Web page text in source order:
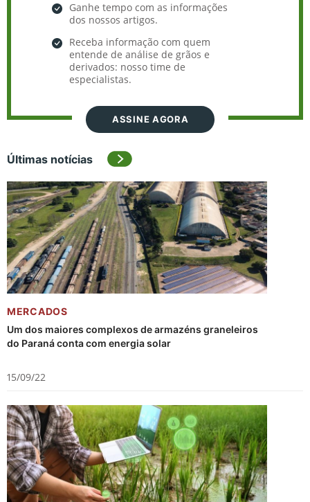
Ganhe tempo com as informações
dos nossos artigos.
Receba informação com quem
entende de análise de grãos e
derivados: nosso time de
especialistas.
ASSINE AGORA
Últimas notícias
MERCADOS
Um dos maiores complexos de armazéns graneleiros
do Paraná conta com energia solar
15/09/22